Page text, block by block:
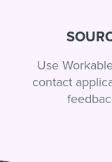
Use
contact